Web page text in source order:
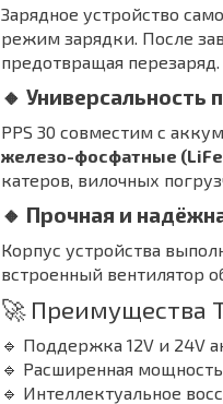
Зарядное устройство
режим зарядки. После
предотвращая перезаряд.
🔸 Универсальность
PPS 30 совместим с
железо-фосфатные
катеров, вилочных
🔸 Прочная и
Корпус устройства
встроенный вентилятор
🚀 Преимущества
🔹 Поддержка 12V и 24V
🔹 Расширенная
🔹 Интеллектуальное